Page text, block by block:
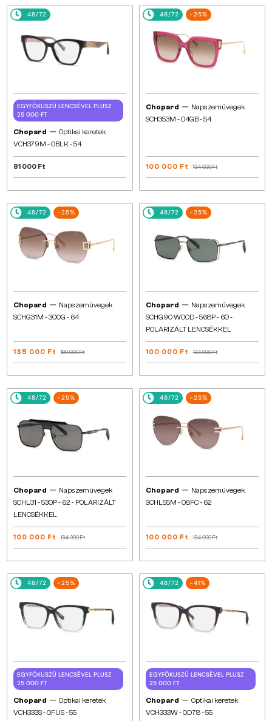
48/72
EGYFÓKUSZÚ LENCSÉVEL PLUSZ
25 000 FT
Chopard — Optikai keretek
VCH379M - 0BLK - 54
81 000 Ft
48/72 -25%
Chopard — Napszemüvegek
SCH353M - 04GB - 54
100 000 Ft 134 000 Ft
48/72 -25%
Chopard — Napszemüvegek
SCHG31M - 300G - 64
135 000 Ft 180 000 Ft
48/72 -25%
Chopard — Napszemüvegek
SCHG90 WOOD - 568P - 60 -
POLARIZÁLT LENCSÉKKEL
100 000 Ft 134 000 Ft
48/72 -25%
Chopard — Napszemüvegek
SCHL31 - 530P - 62 - POLARIZÁLT
LENCSÉKKEL
100 000 Ft 134 000 Ft
48/72 -25%
Chopard — Napszemüvegek
SCHL55M - 08FC - 62
100 000 Ft 134 000 Ft
48/72 -25%
EGYFÓKUSZÚ LENCSÉVEL PLUSZ
25 000 FT
Chopard — Optikai keretek
VCH333S - 0FUS - 55
48/72 -41%
EGYFÓKUSZÚ LENCSÉVEL PLUSZ
25 000 FT
Chopard — Optikai keretek
VCH333W - 0D78 - 55